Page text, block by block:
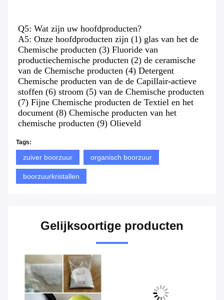
Q5: Wat zijn uw hoofdproducten?
A5: Onze hoofdproducten zijn (1) glas van het de
Chemische producten (3) Fluoride van
productiechemische producten (2) de ceramische
van de Chemische producten (4) Detergent
Chemische producten van de de Capillair-actieve
stoffen (6) stroom (5) van de Chemische producten
(7) Fijne Chemische producten de Textiel en het
document (8) Chemische producten van het
chemische producten (9) Olieveld
Tags:
zuiver boorzuur organisch boorzuur
boorzuurkristallen
Gelijksoortige producten